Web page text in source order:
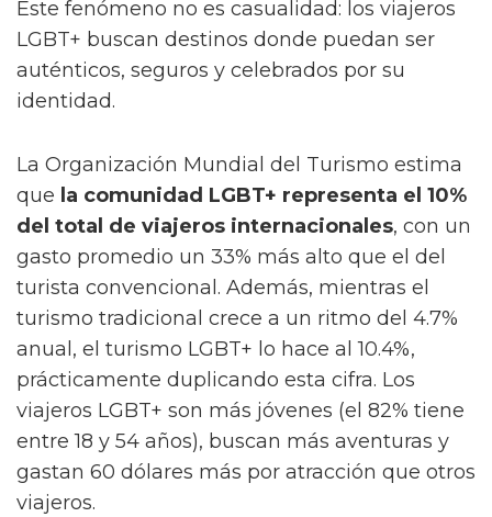
Este fenómeno no es casualidad: los viajeros
LGBT+ buscan destinos donde puedan ser
auténticos, seguros y celebrados por su
identidad.
La Organización Mundial del Turismo estima
que la comunidad LGBT+ representa el 10%
del total de viajeros internacionales, con un
gasto promedio un 33% más alto que el del
turista convencional. Además, mientras el
turismo tradicional crece a un ritmo del 4.7%
anual, el turismo LGBT+ lo hace al 10.4%,
prácticamente duplicando esta cifra. Los
viajeros LGBT+ son más jóvenes (el 82% tiene
entre 18 y 54 años), buscan más aventuras y
gastan 60 dólares más por atracción que otros
viajeros.